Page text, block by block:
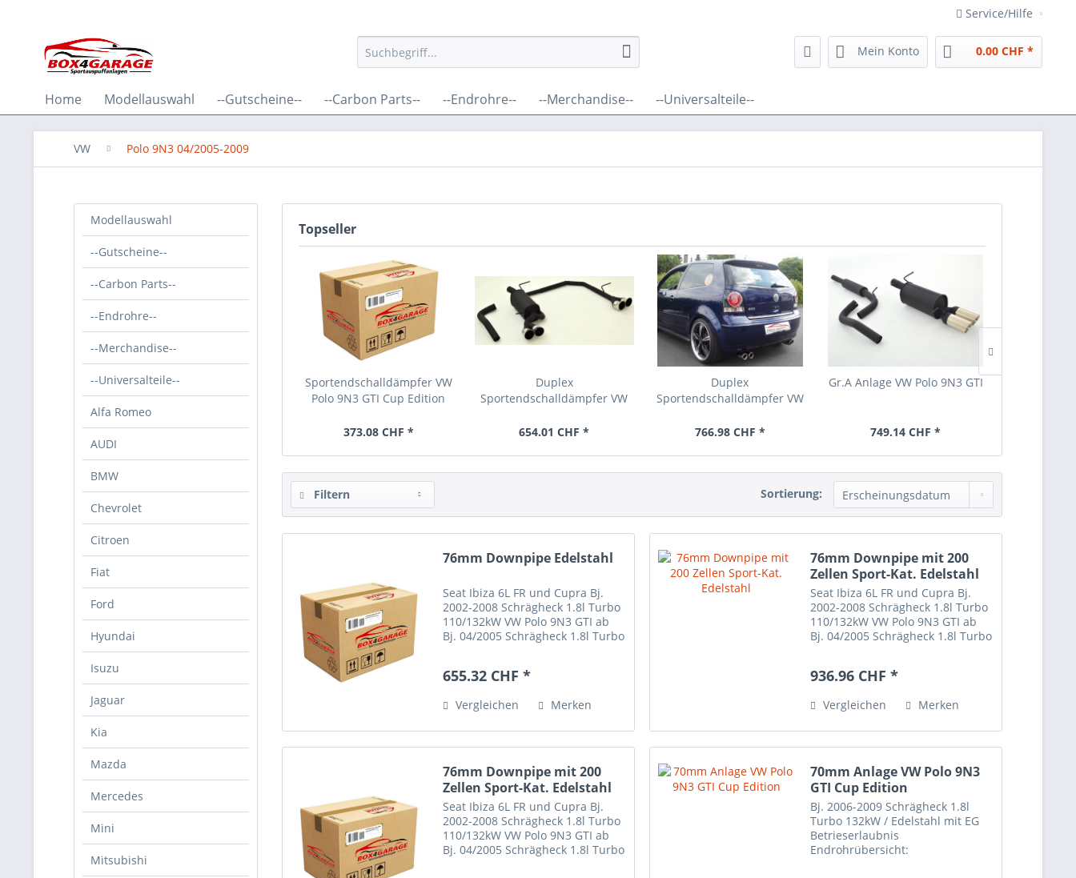
Service/Hilfe
Mein Konto 0.00 CHF *
Home Modellauswahl --Gutscheine-- --Carbon Parts-- --Endrohre-- --Merchandise-- --Universalteile--
VW Polo 9N3 04/2005-2009
Modellauswahl
--Gutscheine--
--Carbon Parts--
--Endrohre--
--Merchandise--
--Universalteile--
Alfa Romeo
AUDI
BMW
Chevrolet
Citroen
Fiat
Ford
Hyundai
Isuzu
Jaguar
Kia
Mazda
Mercedes
Mini
Mitsubishi
Topseller
Sportendschalldämpfer VW
Polo 9N3 GTI Cup Edition
373.08 CHF *
Duplex
Sportendschalldämpfer VW
654.01 CHF *
Duplex
Sportendschalldämpfer VW
766.98 CHF *
Gr.A Anlage VW Polo 9N3 GTI
749.14 CHF *
Filtern Sortierung:
76mm Downpipe Edelstahl
Seat Ibiza 6L FR und Cupra Bj.
2002-2008 Schrägheck 1.8l Turbo
110/132kW VW Polo 9N3 GTI ab
Bj. 04/2005 Schrägheck 1.8l Turbo
1.8l Turbo 132kW / ersetzt den
655.32 CHF *
Vergleichen Merken
76mm Downpipe mit 200
Zellen Sport-Kat. Edelstahl
Seat Ibiza 6L FR und Cupra Bj.
2002-2008 Schrägheck 1.8l Turbo
110/132kW VW Polo 9N3 GTI ab
Bj. 04/2005 Schrägheck 1.8l Turbo
1.8l Turbo 132kW / ersetzt den
936.96 CHF *
Vergleichen Merken
76mm Downpipe mit 200
Zellen Sport-Kat. Edelstahl
Seat Ibiza 6L FR und Cupra Bj.
2002-2008 Schrägheck 1.8l Turbo
110/132kW VW Polo 9N3 GTI ab
Bj. 04/2005 Schrägheck 1.8l Turbo
70mm Anlage VW Polo 9N3
GTI Cup Edition
Bj. 2006-2009 Schrägheck 1.8l
Turbo 132kW / Edelstahl mit EG
Betrieserlaubnis
Endrohrübersicht: